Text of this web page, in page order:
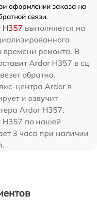
оформлении заказа на
связи.
H357 выполняется на
времени ремонта. В
Ardor H357 в сц
обратно.
центра Ardor в
и озвучит
Ardor H357.
H357 по нашей
3 часа при наличии